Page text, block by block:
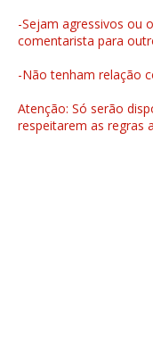
-Sejam agressivos ou
comentarista para
-Não tenham relação
Atenção: Só serão
respeitarem as regras